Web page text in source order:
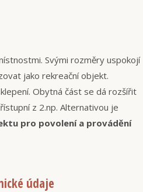
Svými rozměry uspokojí
jako rekreační objekt.
Obytná část se dá rozšířit
z 2.np. Alternativou je
pro povolení a provádění
údaje